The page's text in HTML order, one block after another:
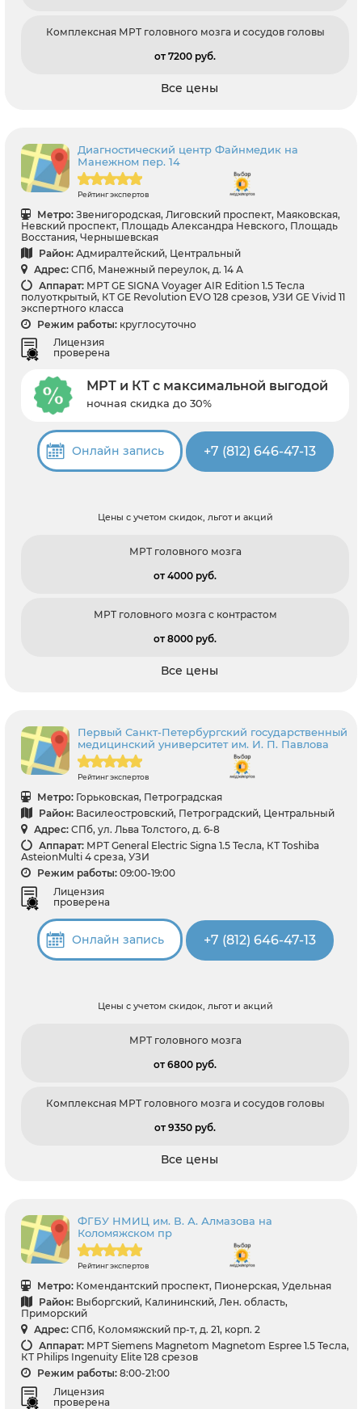
Комплексная МРТ головного мозга и сосудов головы
от 7200 pуб.
Все цены
Диагностический центр Файнмедик на
Манежном пер. 14
Рейтинг экспертов
Метро: Звенигородская, Лиговский проспект, Маяковская,
Невский проспект, Площадь Александра Невского, Площадь
Восстания, Чернышевская
Район: Адмиралтейский, Центральный
Адрес: СПб, Манежный переулок, д. 14 А
Аппарат: МРТ GE SIGNA Voyager AIR Edition 1.5 Тесла
полуоткрытый, КТ GE Revolution EVO 128 срезов, УЗИ GE Vivid 11
экспертного класса
Режим работы: круглосуточно
Лицензия
проверена
МРТ и КТ с максимальной выгодой
ночная скидка до 30%
Онлайн запись +7 (812) 646-47-13
Цены с учетом скидок, льгот и акций
МРТ головного мозга
от 4000 pуб.
МРТ головного мозга с контрастом
от 8000 pуб.
Все цены
Первый Санкт-Петербургский государственный
медицинский университет им. И. П. Павлова
Рейтинг экспертов
Метро: Горьковская, Петроградская
Район: Василеостровский, Петроградский, Центральный
Адрес: СПб, ул. Льва Толстого, д. 6-8
Аппарат: МРТ General Electric Signa 1.5 Тесла, КТ Toshiba
AsteionMulti 4 среза, УЗИ
Режим работы: 09:00-19:00
Лицензия
проверена
Онлайн запись +7 (812) 646-47-13
Цены с учетом скидок, льгот и акций
МРТ головного мозга
от 6800 pуб.
Комплексная МРТ головного мозга и сосудов головы
от 9350 pуб.
Все цены
ФГБУ НМИЦ им. В. А. Алмазова на
Коломяжском пр
Рейтинг экспертов
Метро: Комендантский проспект, Пионерская, Удельная
Район: Выборгский, Калининский, Лен. область,
Приморский
Адрес: СПб, Коломяжский пр-т, д. 21, корп. 2
Аппарат: МРТ Siemens Magnetom Magnetom Espree 1.5 Тесла,
КТ Philips Ingenuity Elite 128 срезов
Режим работы: 8:00-21:00
Лицензия
проверена